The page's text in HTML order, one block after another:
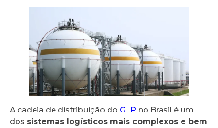
A cadeia de distribuição do GLP no Brasil é um
dos sistemas logísticos mais complexos e bem